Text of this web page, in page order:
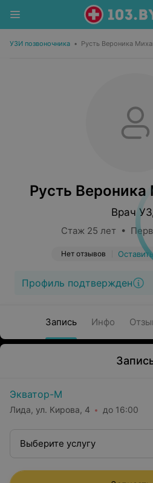
УЗИ позвоночника • Русть Вероника
Русть
Врач
Стаж 25 лет •
Нет отзывов
Профиль подтвержден
Запись Инфо
Экватор-М
Лида, ул. Кирова, 4 до 16:00
Выберите услугу